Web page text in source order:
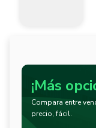
¡Más
Compara entre
precio, fácil.